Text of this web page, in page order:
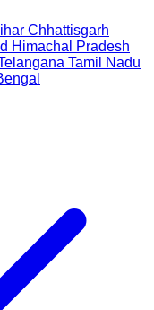
Chhattisgarh
Himachal Pradesh
Tamil Nadu